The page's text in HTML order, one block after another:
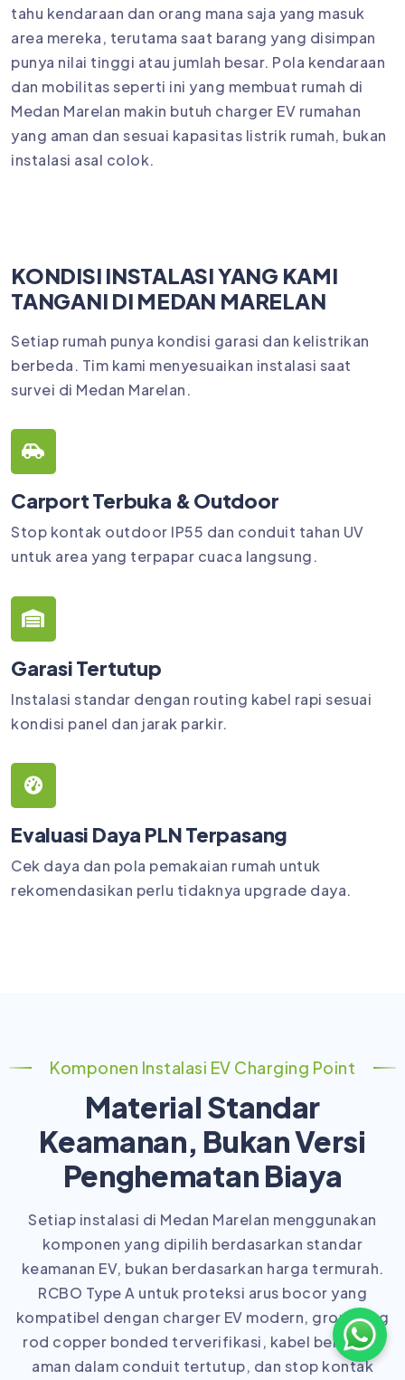
tahu kendaraan dan orang mana saja yang masuk
area mereka, terutama saat barang yang disimpan
punya nilai tinggi atau jumlah besar. Pola kendaraan
dan mobilitas seperti ini yang membuat rumah di
Medan Marelan makin butuh charger EV rumahan
yang aman dan sesuai kapasitas listrik rumah, bukan
instalasi asal colok.
KONDISI INSTALASI YANG KAMI
TANGANI DI MEDAN MARELAN
Setiap rumah punya kondisi garasi dan kelistrikan
berbeda. Tim kami menyesuaikan instalasi saat
survei di Medan Marelan.
Carport Terbuka & Outdoor
Stop kontak outdoor IP55 dan conduit tahan UV
untuk area yang terpapar cuaca langsung.
Garasi Tertutup
Instalasi standar dengan routing kabel rapi sesuai
kondisi panel dan jarak parkir.
Evaluasi Daya PLN Terpasang
Cek daya dan pola pemakaian rumah untuk
rekomendasikan perlu tidaknya upgrade daya.
Komponen Instalasi EV Charging Point
Material Standar
Keamanan, Bukan Versi
Penghematan Biaya
Setiap instalasi di Medan Marelan menggunakan
komponen yang dipilih berdasarkan standar
keamanan EV, bukan berdasarkan harga termurah.
RCBO Type A untuk proteksi arus bocor yang
kompatibel dengan charger EV modern, grounding
rod copper bonded terverifikasi, kabel berrating
aman dalam conduit tertutup, dan stop kontak